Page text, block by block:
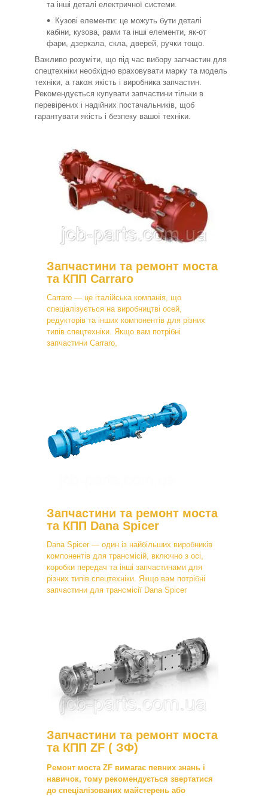
та інші деталі електричної системи.
Кузові елементи: це можуть бути деталі
кабіни, кузова, рами та інші елементи, як-от
фари, дзеркала, скла, дверей, ручки тощо.
Важливо розуміти, що під час вибору запчастин для
спецтехніки необхідно враховувати марку та модель
техніки, а також якість і виробника запчастин.
Рекомендується купувати запчастини тільки в
перевірених і надійних постачальників, щоб
гарантувати якість і безпеку вашої техніки.
Запчастини та ремонт моста
та КПП Carraro
Carraro — це італійська компанія, що
спеціалізується на виробництві осей,
редукторів та інших компонентів для різних
типів спецтехніки. Якщо вам потрібні
запчастини Carraro,
Запчастини та ремонт моста
та КПП Dana Spicer
Dana Spicer — один із найбільших виробників
компонентів для трансмісій, включно з осі,
коробки передач та інші запчастинами для
різних типів спецтехніки. Якщо вам потрібні
запчастини для трансмісії Dana Spicer
Запчастини та ремонт моста
та КПП ZF ( ЗФ)
Ремонт моста ZF вимагає певних знань і
навичок, тому рекомендується звертатися
до спеціалізованих майстерень або